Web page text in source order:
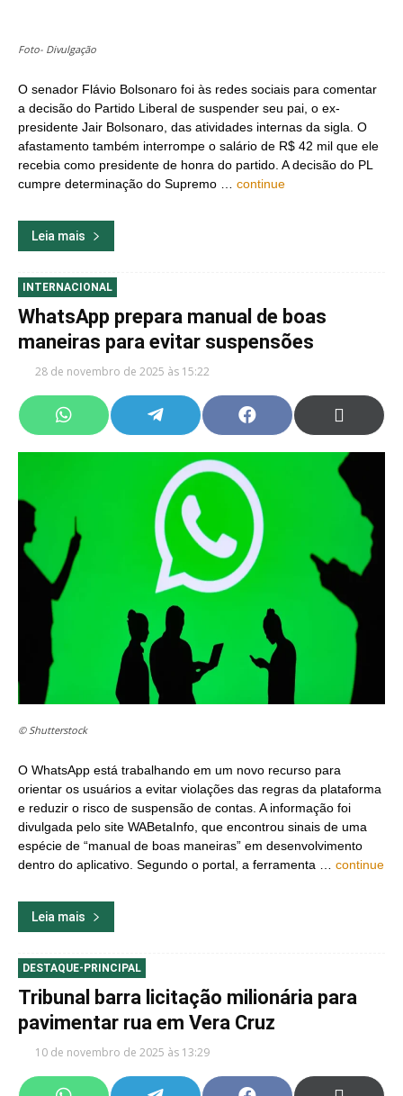
Foto- Divulgação
O senador Flávio Bolsonaro foi às redes sociais para comentar
a decisão do Partido Liberal de suspender seu pai, o ex-
presidente Jair Bolsonaro, das atividades internas da sigla. O
afastamento também interrompe o salário de R$ 42 mil que ele
recebia como presidente de honra do partido. A decisão do PL
cumpre determinação do Supremo … continue
Leia mais
INTERNACIONAL
WhatsApp prepara manual de boas
maneiras para evitar suspensões
28 de novembro de 2025 às 15:22
Share
on
Share
on
Share
on
Share
on
(Twitter)
© Shutterstock
O WhatsApp está trabalhando em um novo recurso para
orientar os usuários a evitar violações das regras da plataforma
e reduzir o risco de suspensão de contas. A informação foi
divulgada pelo site WABetaInfo, que encontrou sinais de uma
espécie de “manual de boas maneiras” em desenvolvimento
dentro do aplicativo. Segundo o portal, a ferramenta … continue
Leia mais
DESTAQUE-PRINCIPAL
Tribunal barra licitação milionária para
pavimentar rua em Vera Cruz
10 de novembro de 2025 às 13:29